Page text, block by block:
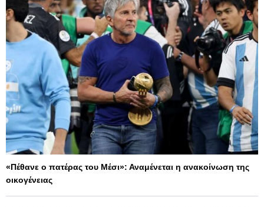
«Πέθανε ο πατέρας του Μέσι»: Αναμένεται η ανακοίνωση της
οικογένειας